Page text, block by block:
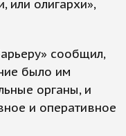
или олигархи»,
сообщил,
было им
органы, и
и оперативное